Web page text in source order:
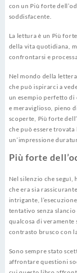
con un Più forte
soddisfacente.
La lettura è un Più
della vita quotidiana,
confrontarsi e
Nel mondo della
che può ispirarci a
un esempio perfetto
e meraviglioso, pieno
scoperte, Più forte
che può essere
un’impressione
Più forte
Nel silenzio che
che era sia
intrigante,
tentativo senza
qualcosa di veramente
contrasto brusco con
Sono sempre stato
affrontare questioni